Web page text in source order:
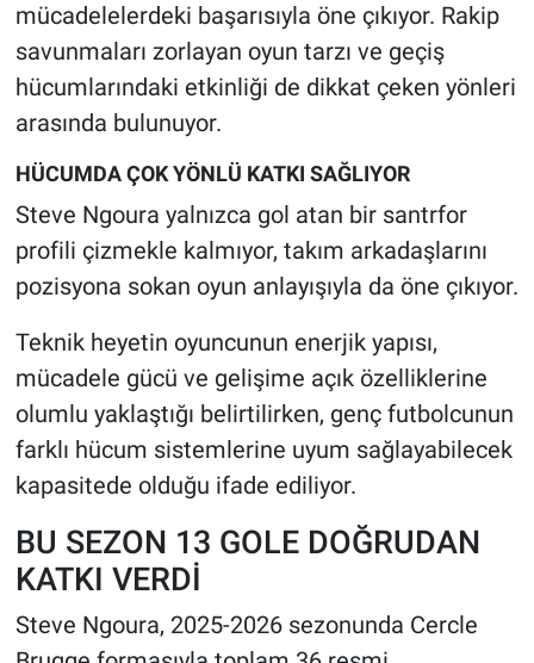
mücadelelerdeki başarısıyla öne çıkıyor. Rakip
savunmaları zorlayan oyun tarzı ve geçiş
hücumlarındaki etkinliği de dikkat çeken yönleri
arasında bulunuyor.
HÜCUMDA ÇOK YÖNLÜ KATKI SAĞLIYOR
Steve Ngoura yalnızca gol atan bir santrfor
profili çizmekle kalmıyor, takım arkadaşlarını
pozisyona sokan oyun anlayışıyla da öne çıkıyor.
Teknik heyetin oyuncunun enerjik yapısı,
mücadele gücü ve gelişime açık özelliklerine
olumlu yaklaştığı belirtilirken, genç futbolcunun
farklı hücum sistemlerine uyum sağlayabilecek
kapasitede olduğu ifade ediliyor.
BU SEZON 13 GOLE DOĞRUDAN
KATKI VERDİ
Steve Ngoura, 2025-2026 sezonunda Cercle